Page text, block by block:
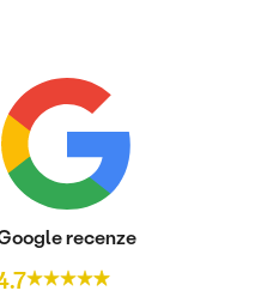
G-H
Vytvořený v laboratoři
Moissanit
ct
recenze